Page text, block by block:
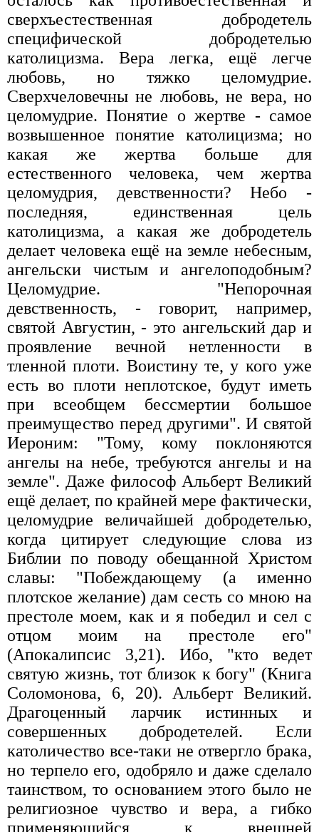
сверхъестественная добродетель
специфической добродетелью
католицизма. Вера легка, ещё легче
любовь, но тяжко целомудрие.
Сверхчеловечны не любовь, не вера, но
целомудрие. Понятие о жертве - самое
возвышенное понятие католицизма; но
какая же жертва больше для
естественного человека, чем жертва
целомудрия, девственности? Небо -
последняя, единственная цель
католицизма, а какая же добродетель
делает человека ещё на земле небесным,
ангельски чистым и ангелоподобным?
Целомудрие. "Непорочная
девственность, - говорит, например,
святой Августин, - это ангельский дар и
проявление вечной нетленности в
тленной плоти. Воистину те, у кого уже
есть во плоти неплотское, будут иметь
при всеобщем бессмертии большое
преимущество перед другими". И святой
Иероним: "Тому, кому поклоняются
ангелы на небе, требуются ангелы и на
земле". Даже философ Альберт Великий
ещё делает, по крайней мере фактически,
целомудрие величайшей добродетелью,
когда цитирует следующие слова из
Библии по поводу обещанной Христом
славы: "Побеждающему (а именно
плотское желание) дам сесть со мною на
престоле моем, как и я победил и сел с
отцом моим на престоле его"
(Апокалипсис 3,21). Ибо, "кто ведет
святую жизнь, тот близок к богу" (Книга
Соломонова, 6, 20). Альберт Великий.
Драгоценный ларчик истинных и
совершенных добродетелей. Если
католичество все-таки не отвергло брака,
но терпело его, одобряло и даже сделало
таинством, то основанием этого было не
религиозное чувство и вера, а гибко
применяющийся к внешней